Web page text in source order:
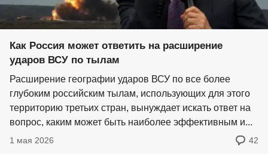
Как Россия может ответить на расширение
ударов ВСУ по тылам
Расширение географии ударов ВСУ по все более
глубоким российским тылам, использующих для этого
территорию третьих стран, вынуждает искать ответ на
вопрос, каким может быть наиболее эффективным и...
1 мая 2026 42